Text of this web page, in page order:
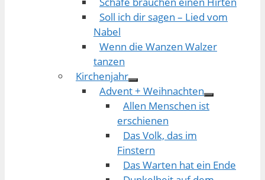
Soll ich dir sagen – Lied vom
Nabel
Wenn die Wanzen Walzer
tanzen
Kirchenjahr
Advent + Weihnachten
Allen Menschen ist
erschienen
Das Volk, das im
Finstern
Das Warten hat ein Ende